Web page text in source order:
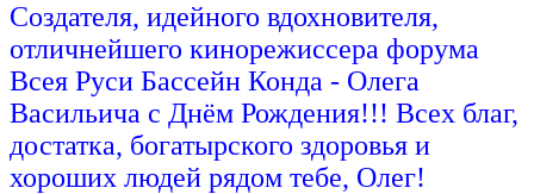
Создателя, идейного вдохновителя,
отличнейшего кинорежиссера форума
Всея Руси Бассейн Конда - Олега
Васильича с Днём Рождения!!! Всех благ,
достатка, богатырского здоровья и
хороших людей рядом тебе, Олег!